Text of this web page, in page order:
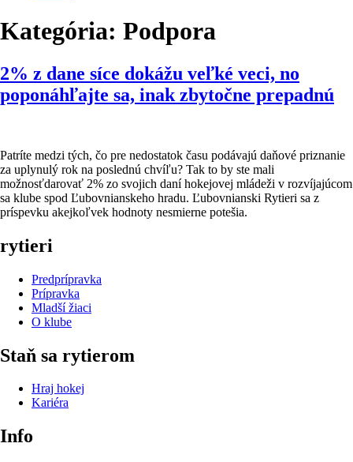
Kategória: Podpora
2% z dane síce dokážu veľké veci, no
poponáhľajte sa, inak zbytočne prepadnú
Patríte medzi tých, čo pre nedostatok času podávajú daňové priznanie
za uplynulý rok na poslednú chvíľu? Tak to by ste mali
možnosťdarovať 2% zo svojich daní hokejovej mládeži v rozvíjajúcom
sa klube spod Ľubovnianskeho hradu. Ľubovnianski Rytieri sa z
príspevku akejkoľvek hodnoty nesmierne potešia.
rytieri
Predprípravka
Prípravka
Mladší žiaci
O klube
Staň sa rytierom
Hraj hokej
Kariéra
Info